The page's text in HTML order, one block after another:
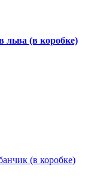
льва (в коробке)